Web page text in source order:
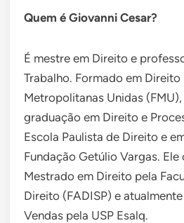
Quem é Giovanni Cesar?
É mestre em Direito e
Trabalho. Formado em
Metropolitanas Unidas
graduação em Direito e
Escola Paulista de Direito e
Fundação Getúlio Vargas. Ele
Mestrado em Direito pela
Direito (FADISP) e
Vendas pela USP Esalq.